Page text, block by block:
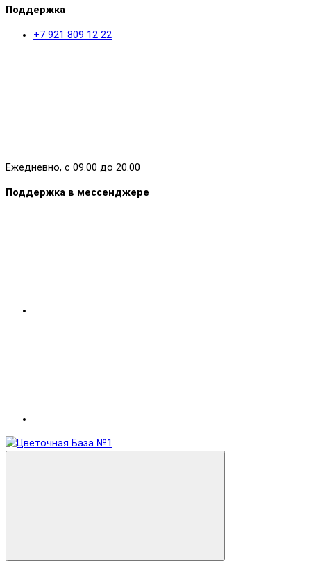
Поддержка
+7 921 809 12 22
Ежедневно, с 09.00 до 20.00
Поддержка в мессенджере